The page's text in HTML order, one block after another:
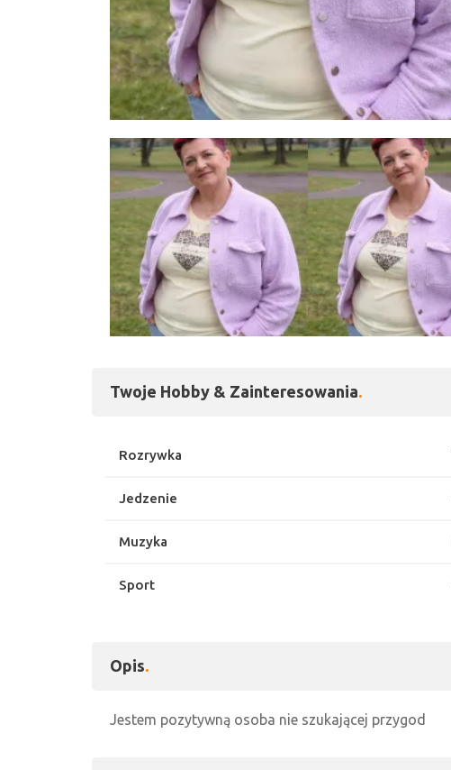
Twoje Hobby & Zainteresowania
Rozrywka
Jedzenie
Muzyka
Sport
Opis
Jestem pozytywną osoba nie szukającej przygod